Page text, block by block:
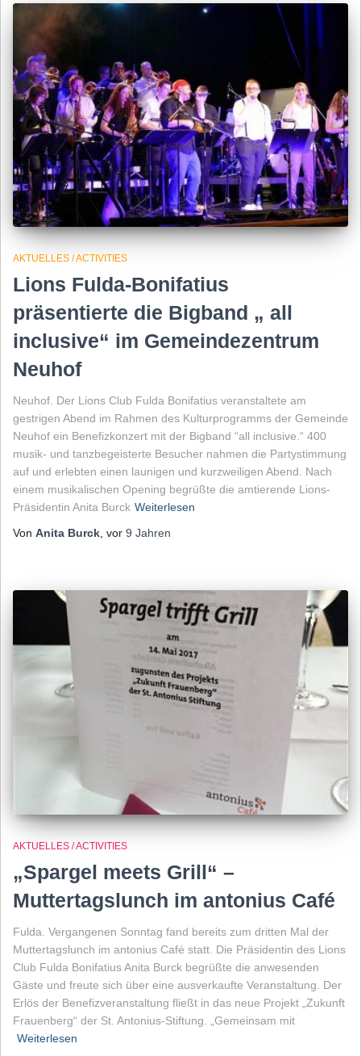
AKTUELLES / ACTIVITIES
Lions Fulda-Bonifatius
präsentierte die Bigband „ all
inclusive“ im Gemeindezentrum
Neuhof
Neuhof. Der Lions Club Fulda Bonifatius veranstaltete am
gestrigen Abend im Rahmen des Kulturprogramms der Gemeinde
Neuhof ein Benefizkonzert mit der Bigband “all inclusive.“ 400
musik- und tanzbegeisterte Besucher nahmen die Partystimmung
auf und erlebten einen launigen und kurzweiligen Abend. Nach
einem musikalischen Opening begrüßte die amtierende Lions-
Präsidentin Anita Burck Weiterlesen
Von Anita Burck, vor 9 Jahren
AKTUELLES / ACTIVITIES
„Spargel meets Grill“ –
Muttertagslunch im antonius Café
Fulda. Vergangenen Sonntag fand bereits zum dritten Mal der
Muttertagslunch im antonius Café statt. Die Präsidentin des Lions
Club Fulda Bonifatius Anita Burck begrüßte die anwesenden
Gäste und freute sich über eine ausverkaufte Veranstaltung. Der
Erlös der Benefizveranstaltung fließt in das neue Projekt „Zukunft
Frauenberg“ der St. Antonius-Stiftung. „Gemeinsam mit
Weiterlesen